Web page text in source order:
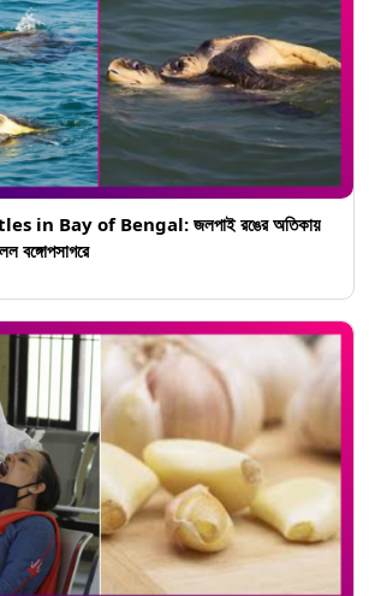
in Bay of Bengal: জলপাই রঙের অতিকায়
বঙ্গোপসাগরে